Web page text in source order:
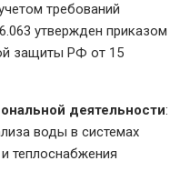
требований
утвержден приказом
защиты РФ от 15
деятельности:
воды в системах
теплоснабжения